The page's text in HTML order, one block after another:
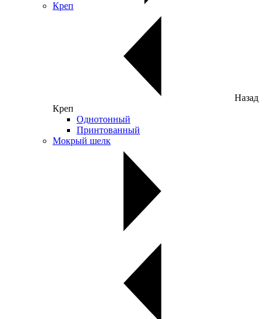
Креп
Назад
Креп
Однотонный
Принтованный
Мокрый шелк